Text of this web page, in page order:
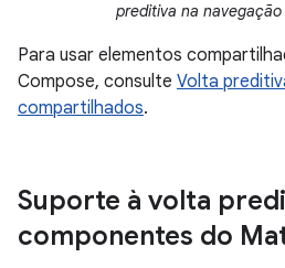
preditiva na navegação
Para usar elementos
Compose, consulte Volta
compartilhados.
Suporte à volta
componentes do